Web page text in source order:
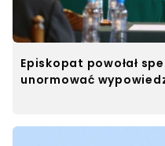
Episkopat powołał
unormować